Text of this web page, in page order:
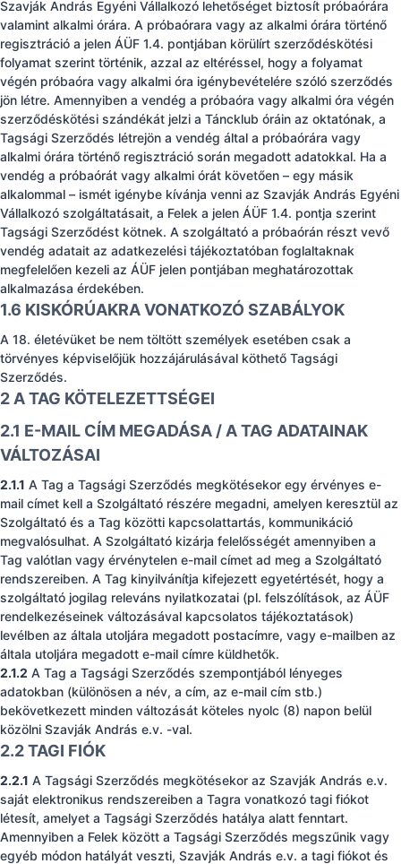
Szavják András Egyéni Vállalkozó lehetőséget biztosít próbaórára
valamint alkalmi órára. A próbaórara vagy az alkalmi órára történő
regisztráció a jelen ÁÜF 1.4. pontjában körülírt szerződéskötési
folyamat szerint történik, azzal az eltéréssel, hogy a folyamat
végén próbaóra vagy alkalmi óra igénybevételére szóló szerződés
jön létre. Amennyiben a vendég a próbaóra vagy alkalmi óra végén
szerződéskötési szándékát jelzi a Táncklub óráin az oktatónak, a
Tagsági Szerződés létrejön a vendég által a próbaórára vagy
alkalmi órára történő regisztráció során megadott adatokkal. Ha a
vendég a próbaórát vagy alkalmi órát követően – egy másik
alkalommal – ismét igénybe kívánja venni az Szavják András Egyéni
Vállalkozó szolgáltatásait, a Felek a jelen ÁÜF 1.4. pontja szerint
Tagsági Szerződést kötnek. A szolgáltató a próbaórán részt vevő
vendég adatait az adatkezelési tájékoztatóban foglaltaknak
megfelelően kezeli az ÁÜF jelen pontjában meghatározottak
alkalmazása érdekében.
1.6 KISKÓRÚAKRA VONATKOZÓ SZABÁLYOK
A 18. életévüket be nem töltött személyek esetében csak a
törvényes képviselőjük hozzájárulásával köthető Tagsági
Szerződés.
2 A TAG KÖTELEZETTSÉGEI
2.1 E-MAIL CÍM MEGADÁSA / A TAG ADATAINAK
VÁLTOZÁSAI
2.1.1 A Tag a Tagsági Szerződés megkötésekor egy érvényes e-
mail címet kell a Szolgáltató részére megadni, amelyen keresztül az
Szolgáltató és a Tag közötti kapcsolattartás, kommunikáció
megvalósulhat. A Szolgáltató kizárja felelősségét amennyiben a
Tag valótlan vagy érvénytelen e-mail címet ad meg a Szolgáltató
rendszereiben. A Tag kinyilvánítja kifejezett egyetértését, hogy a
szolgáltató jogilag releváns nyilatkozatai (pl. felszólítások, az ÁÜF
rendelkezéseinek változásával kapcsolatos tájékoztatások)
levélben az általa utoljára megadott postacímre, vagy e-mailben az
általa utoljára megadott e-mail címre küldhetők.
2.1.2 A Tag a Tagsági Szerződés szempontjából lényeges
adatokban (különösen a név, a cím, az e-mail cím stb.)
bekövetkezett minden változását köteles nyolc (8) napon belül
közölni Szavják András e.v. -val.
2.2 TAGI FIÓK
2.2.1 A Tagsági Szerződés megkötésekor az Szavják András e.v.
saját elektronikus rendszereiben a Tagra vonatkozó tagi fiókot
létesít, amelyet a Tagsági Szerződés hatálya alatt fenntart.
Amennyiben a Felek között a Tagsági Szerződés megszűnik vagy
egyéb módon hatályát veszti, Szavják András e.v. a tagi fiókot és